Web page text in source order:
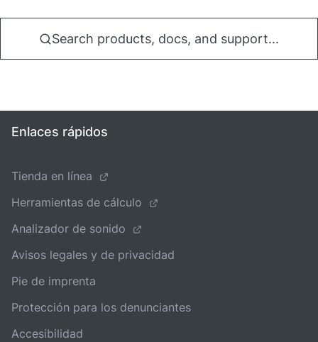
Search products, docs, and support...
Enlaces rápidos
Tienda en línea
Herramientas de cálculo
Analizador de sonido
Avisos legales y de privacidad
Pie de imprenta
Protección para los denunciantes
Accesibilidad